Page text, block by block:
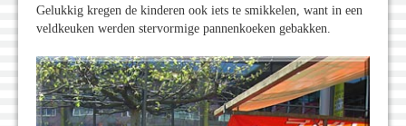
Gelukkig kregen de kinderen ook iets te smikkelen, want in een
veldkeuken werden stervormige pannenkoeken gebakken.